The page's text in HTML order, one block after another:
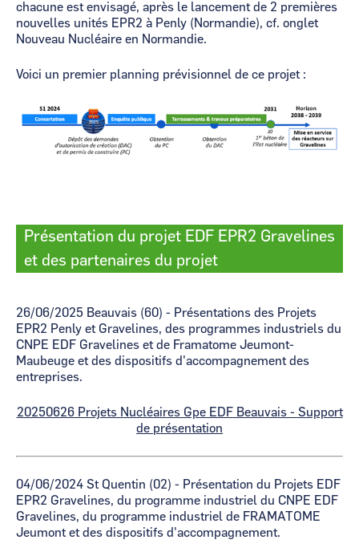
chacune est envisagé, après le lancement de 2 premières
nouvelles unités EPR2 à Penly (Normandie), cf. onglet
Nouveau Nucléaire en Normandie.
Voici un premier planning prévisionnel de ce projet :
Image
Présentation du projet EDF EPR2 Gravelines
et des partenaires du projet
26/06/2025 Beauvais (60) - Présentations des Projets
EPR2 Penly et Gravelines, des programmes industriels du
CNPE EDF Gravelines et de Framatome Jeumont-
Maubeuge et des dispositifs d'accompagnement des
entreprises.
20250626 Projets Nucléaires Gpe EDF Beauvais - Support
de présentation
04/06/2024 St Quentin (02) - Présentation du Projets EDF
EPR2 Gravelines, du programme industriel du CNPE EDF
Gravelines, du programme industriel de FRAMATOME
Jeumont et des dispositifs d'accompagnement.